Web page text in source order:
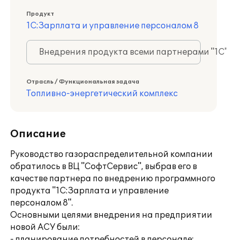
Продукт
1С:Зарплата и управление персоналом 8
Внедрения продукта всеми партнерами
Отрасль / Функциональная задача
Топливно-энергетический комплекс
Описание
Руководство газораспределительной компании
обратилось в ВЦ "СофтСервис", выбрав его в
качестве партнера по внедрению программного
продукта "1С:Зарплата и управление
персоналом 8".
Основными целями внедрения на предприятии
новой АСУ были: